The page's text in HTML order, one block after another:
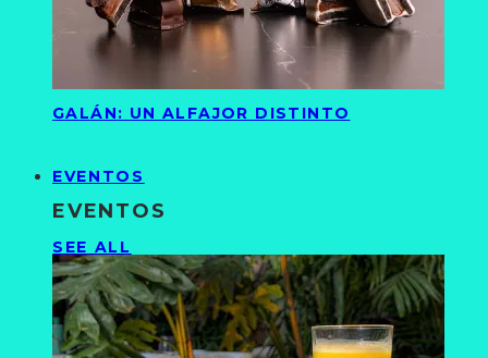
GALÁN: UN ALFAJOR DISTINTO
EVENTOS
EVENTOS
SEE ALL